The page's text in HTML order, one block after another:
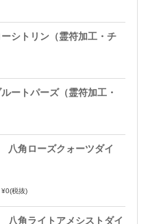
シトリン（霊符加工・チ
ートパーズ（霊符加工・
角ローズクォーツダイ
税抜)
角ライトアメシストダイ